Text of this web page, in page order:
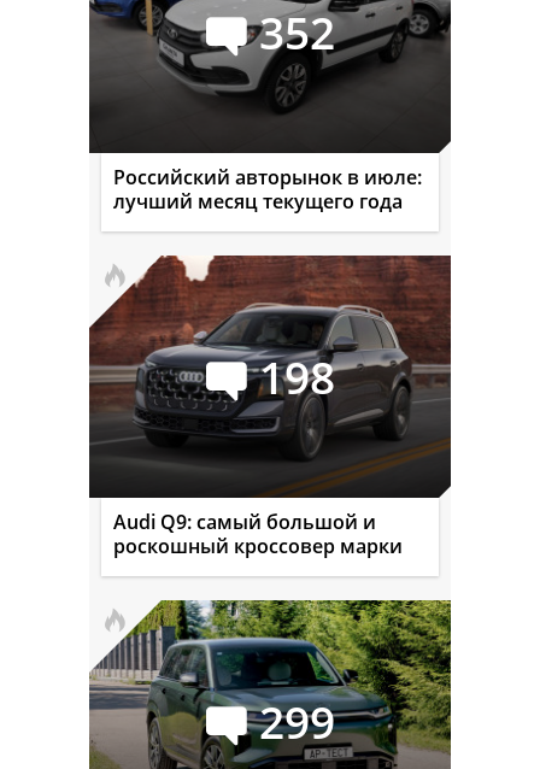
352
Российский авторынок в июле:
лучший месяц текущего года
198
Audi Q9: самый большой и
роскошный кроссовер марки
299